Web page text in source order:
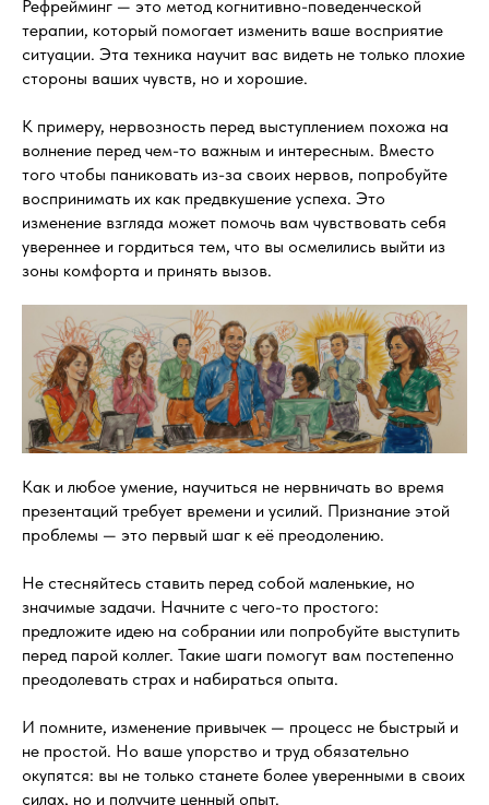
Рефрейминг — это метод когнитивно-поведенческой
терапии, который помогает изменить ваше восприятие
ситуации. Эта техника научит вас видеть не только плохие
стороны ваших чувств, но и хорошие.
К примеру, нервозность перед выступлением похожа на
волнение перед чем-то важным и интересным. Вместо
того чтобы паниковать из-за своих нервов, попробуйте
воспринимать их как предвкушение успеха. Это
изменение взгляда может помочь вам чувствовать себя
увереннее и гордиться тем, что вы осмелились выйти из
зоны комфорта и принять вызов.
Как и любое умение, научиться не нервничать во время
презентаций требует времени и усилий. Признание этой
проблемы — это первый шаг к её преодолению.
Не стесняйтесь ставить перед собой маленькие, но
значимые задачи. Начните с чего-то простого:
предложите идею на собрании или попробуйте выступить
перед парой коллег. Такие шаги помогут вам постепенно
преодолевать страх и набираться опыта.
И помните, изменение привычек — процесс не быстрый и
не простой. Но ваше упорство и труд обязательно
окупятся: вы не только станете более уверенными в своих
силах, но и получите ценный опыт.